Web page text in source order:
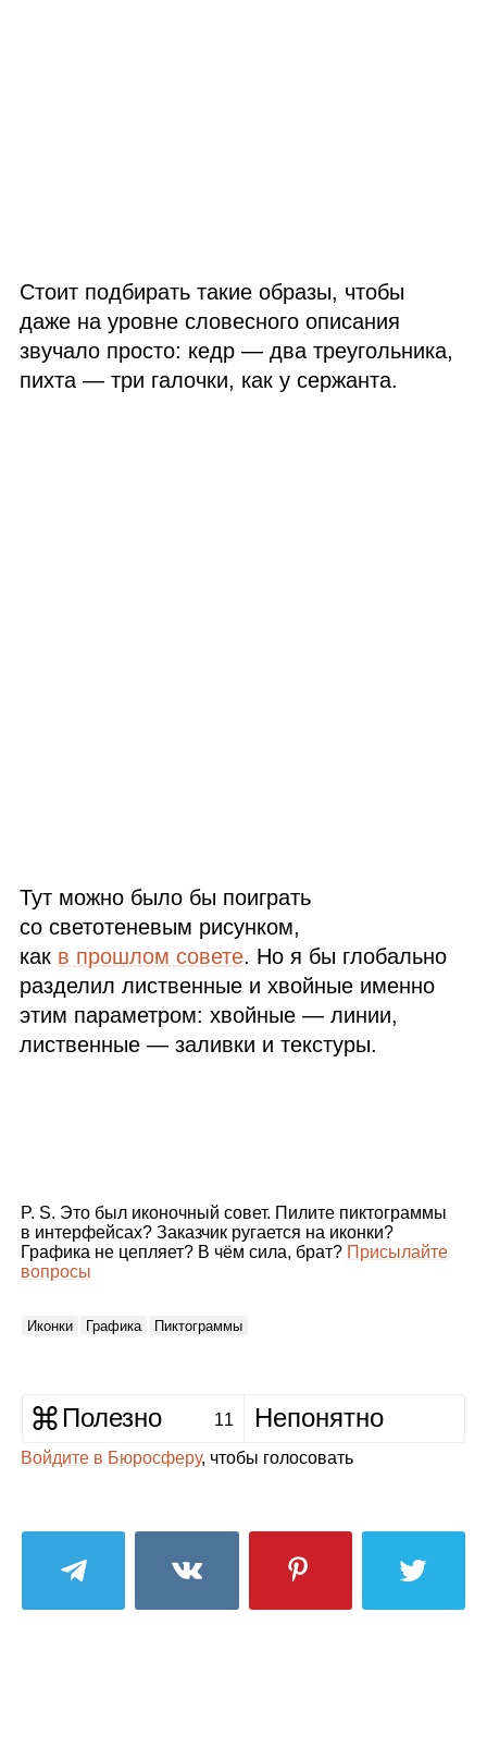
Стоит подбирать такие образы, чтобы
даже на уровне словесного описания
звучало просто: кедр — два треугольника,
пихта — три галочки, как у сержанта.
Тут можно было бы поиграть
со светотеневым рисунком,
как в прошлом совете. Но я бы глобально
разделил лиственные и хвойные именно
этим параметром: хвойные — линии,
лиственные — заливки и текстуры.
P. S. Это был иконочный совет. Пилите пиктограммы
в интерфейсах? Заказчик ругается на иконки?
Графика не цепляет? В чём сила, брат? Присылайте
вопросы
Иконки Графика Пиктограммы
Полезно 11 Непонятно
Войдите в Бюросферу, чтобы голосовать